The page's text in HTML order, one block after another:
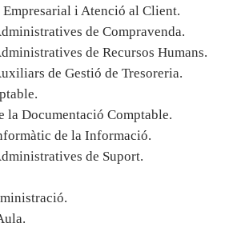
i Atenció al Client.
de Compravenda.
de Recursos Humans.
de Gestió de Tresoreria.
la Documentació Comptable.
de la Informació.
de Suport.